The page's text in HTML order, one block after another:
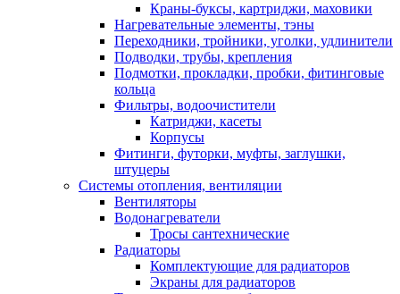
Краны-буксы, картриджи, маховики
Нагревательные элементы, тэны
Переходники, тройники, уголки, удлинители
Подводки, трубы, крепления
Подмотки, прокладки, пробки, фитинговые
кольца
Фильтры, водоочистители
Катриджи, касеты
Корпусы
Фитинги, футорки, муфты, заглушки,
штуцеры
Системы отопления, вентиляции
Вентиляторы
Водонагреватели
Тросы сантехнические
Радиаторы
Комплектующие для радиаторов
Экраны для радиаторов